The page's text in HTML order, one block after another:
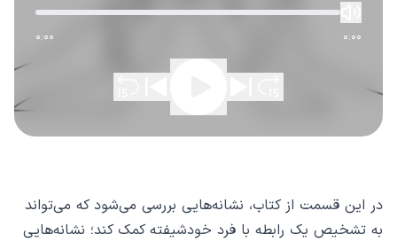
0:00 0:00
در این قسمت از کتاب، نشانه‌هایی بررسی می‌شود که می‌تواند
به تشخیص یک رابطه با فرد خودشیفته کمک کند؛ نشانه‌هایی